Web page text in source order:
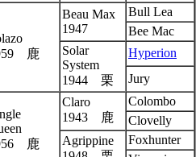
鹿
Beau Max
1947
Bull Lea
Bee Mac
Solar
System
1944 栗
Hyperion
Jury
鹿
Claro
1943 鹿
Colombo
Clovelly
Agrippine
Foxhunter